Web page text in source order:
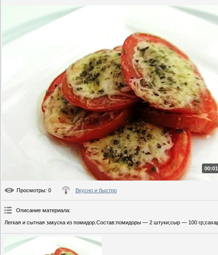
Просмотры: 0 Вкусно и быстро
Описание материала:
Легкая и сытная закуска из помидор.Состав:помидоры — 2 штуки;сыр — 100